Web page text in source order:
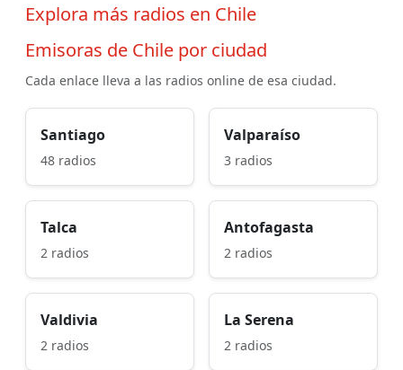
Explora más radios en Chile
Emisoras de Chile por ciudad
Cada enlace lleva a las radios online de esa ciudad.
Santiago
48 radios
Valparaíso
3 radios
Talca
2 radios
Antofagasta
2 radios
Valdivia
2 radios
La Serena
2 radios